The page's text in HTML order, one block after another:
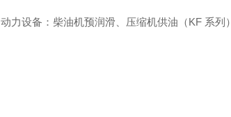
动力设备：柴油机预润滑、压缩机供油（KF 系列）